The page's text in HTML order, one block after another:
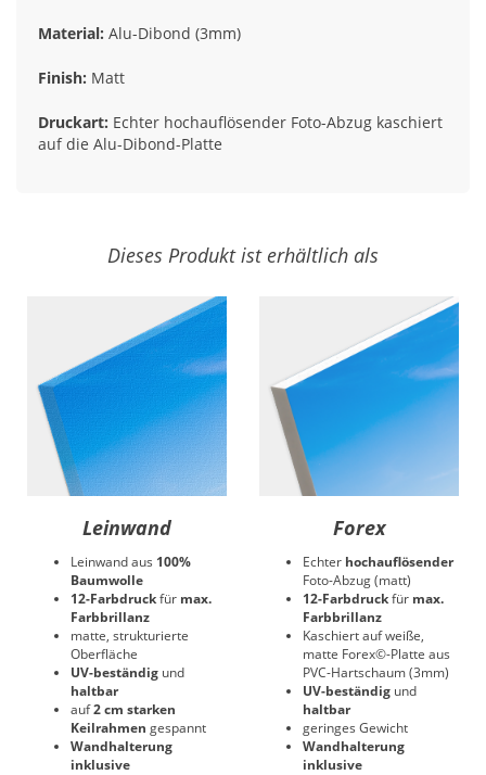
Material: Alu-Dibond (3mm)
Finish: Matt
Druckart: Echter hochauflösender Foto-Abzug kaschiert
auf die Alu-Dibond-Platte
Dieses Produkt ist erhältlich als
Leinwand
Leinwand aus 100%
Baumwolle
12-Farbdruckfür max.
Farbbrillanz
matte, strukturierte
Oberfläche
UV-beständig und
haltbar
auf2 cm starken
Keilrahmen gespannt
Wandhalterung
inklusive
Forex
Echter hochauflösender
Foto-Abzug (matt)
12-Farbdruckfür max.
Farbbrillanz
Kaschiert auf weiße,
matte Forex©-Platte aus
PVC-Hartschaum (3mm)
UV-beständig und
haltbar
geringes Gewicht
Wandhalterung
inklusive